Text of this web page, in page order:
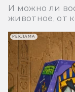
И можно ли
животное, от
РЕКЛАМА